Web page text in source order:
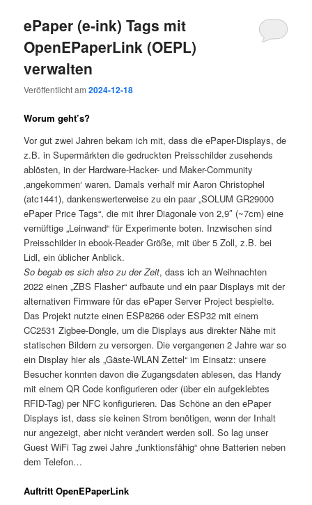
ePaper (e-ink) Tags mit
OpenEPaperLink (OEPL)
verwalten
Veröffentlicht am2024-12-18
Worum geht’s?
Vor gut zwei Jahren bekam ich mit, dass die ePaper-Displays, de
z.B. in Supermärkten die gedruckten Preisschilder zusehends
ablösten, in der Hardware-Hacker- und Maker-Community
‚angekommen‘ waren. Damals verhalf mir Aaron Christophel
(atc1441), dankenswerterweise zu ein paar „SOLUM GR29000
ePaper Price Tags“, die mit ihrer Diagonale von 2,9″ (~7cm) eine
vernüftige „Leinwand“ für Experimente boten. Inzwischen sind
Preisschilder in ebook-Reader Größe, mit über 5 Zoll, z.B. bei
Lidl, ein üblicher Anblick.
So begab es sich also zu der Zeit, dass ich an Weihnachten
2022 einen „ZBS Flasher“ aufbaute und ein paar Displays mit der
alternativen Firmware für das ePaper Server Project bespielte.
Das Projekt nutzte einen ESP8266 oder ESP32 mit einem
CC2531 Zigbee-Dongle, um die Displays aus direkter Nähe mit
statischen Bildern zu versorgen. Die vergangenen 2 Jahre war so
ein Display hier als „Gäste-WLAN Zettel“ im Einsatz: unsere
Besucher konnten davon die Zugangsdaten ablesen, das Handy
mit einem QR Code konfigurieren oder (über ein aufgeklebtes
RFID-Tag) per NFC konfigurieren. Das Schöne an den ePaper
Displays ist, dass sie keinen Strom benötigen, wenn der Inhalt
nur angezeigt, aber nicht verändert werden soll. So lag unser
Guest WiFi Tag zwei Jahre „funktionsfähig“ ohne Batterien neben
dem Telefon…
Auftritt OpenEPaperLink